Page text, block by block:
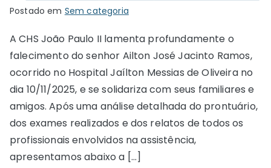
Postado em Sem categoria
A CHS João Paulo II lamenta profundamente o
falecimento do senhor Ailton José Jacinto Ramos,
ocorrido no Hospital Jaílton Messias de Oliveira no
dia 10/11/2025, e se solidariza com seus familiares e
amigos. Após uma análise detalhada do prontuário,
dos exames realizados e dos relatos de todos os
profissionais envolvidos na assistência,
apresentamos abaixo a […]